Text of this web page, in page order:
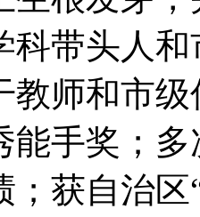
科带头人
教师和市
能手奖；
；获自治